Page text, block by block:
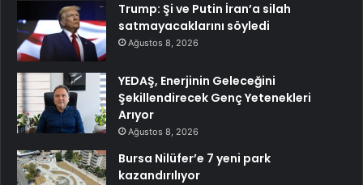
Trump: Şi ve Putin İran’a silah
satmayacaklarını söyledi
Ağustos 8, 2026
YEDAŞ, Enerjinin Geleceğini
Şekillendirecek Genç Yetenekleri
Arıyor
Ağustos 8, 2026
Bursa Nilüfer’e 7 yeni park
kazandırılıyor